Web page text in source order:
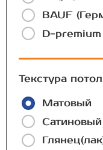
BAUF
D-
Текстура
Матовый
Сатиновый